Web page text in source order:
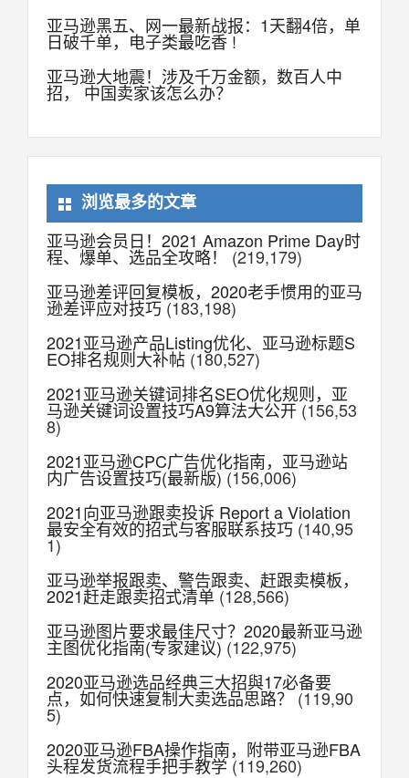
亚马逊黑五、网一最新战报：1天翻4倍，单
日破千单，电子类最吃香 !
亚马逊大地震！涉及千万金额，数百人中
招， 中国卖家该怎么办？
浏览最多的文章
亚马逊会员日！2021 Amazon Prime Day时
程、爆单、选品全攻略！
(219,179)
亚马逊差评回复模板，2020老手惯用的亚马
逊差评应对技巧(183,198)
2021亚马逊产品Listing优化、亚马逊标题S
EO排名规则大补帖 (180,527)
2021亚马逊关键词排名SEO优化规则，亚
马逊关键词设置技巧A9算法大公开(156,53
8)
2021亚马逊CPC广告优化指南，亚马逊站
内广告设置技巧(最新版)(156,006)
2021向亚马逊跟卖投诉 Report a Violation
最安全有效的招式与客服联系技巧 (140,95
1)
亚马逊举报跟卖、警告跟卖、赶跟卖模板，
2021赶走跟卖招式清单(128,566)
亚马逊图片要求最佳尺寸？2020最新亚马逊
主图优化指南(专家建议) (122,975)
2020亚马逊选品经典三大招與17必备要
点，如何快速复制大卖选品思路？ (119,90
5)
2020亚马逊FBA操作指南，附带亚马逊FBA
头程发货流程手把手教学(119,260)